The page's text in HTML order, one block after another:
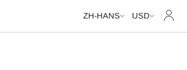
ZH-HANS USD 我的